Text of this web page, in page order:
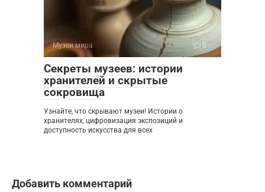
Музеи мира 0
Секреты музеев: истории
хранителей и скрытые
сокровища
Узнайте, что скрывают музеи! Истории о
хранителях, цифровизация экспозиций и
доступность искусства для всех
Добавить комментарий